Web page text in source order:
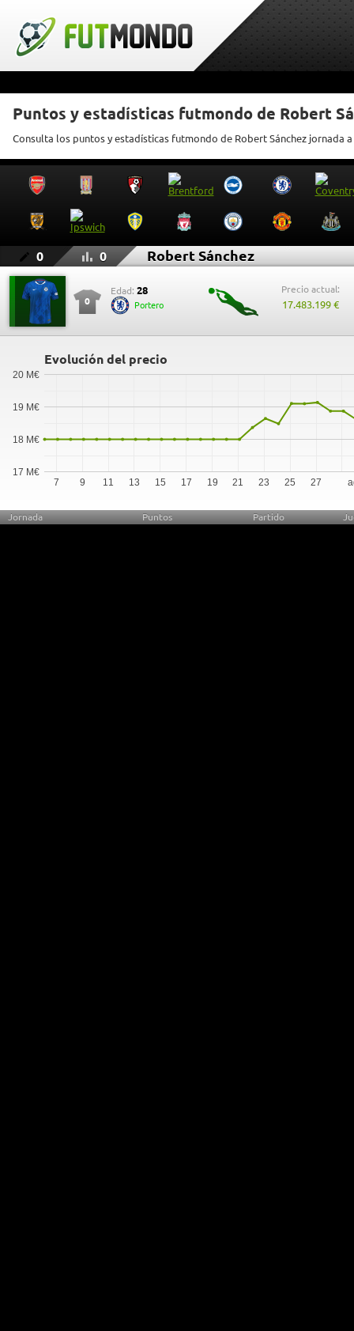
Puntos y estadísticas futmondo de Robert
Consulta los puntos y estadísticas futmondo de Robert Sánchez jornada
0 0 Robert Sánchez
0
Edad: 28
Portero
Precio actual:
17.483.199 €
Evolución del precio
7 9 11 13 15 17 19 21 23 25 27
17 M€
18 M€
19 M€
20 M€
Jornada Puntos Partido